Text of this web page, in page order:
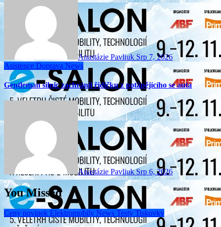
Anastázie PavliukSrp 7, 2026
Asistence Doprava News
Gentleman silnic zachránil řidičku z potápějícího se auta
Anastázie PavliukSrp 6, 2026
You Missed
Ceny novinek Elektromobily News Testy Tiskovky